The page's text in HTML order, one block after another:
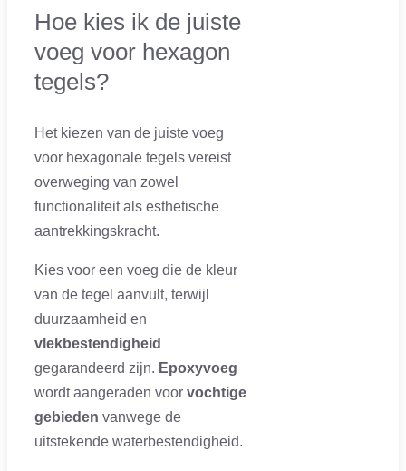
Hoe kies ik de juiste
voeg voor hexagon
tegels?
Het kiezen van de juiste voeg
voor hexagonale tegels vereist
overweging van zowel
functionaliteit als esthetische
aantrekkingskracht.
Kies voor een voeg die de kleur
van de tegel aanvult, terwijl
duurzaamheid en
vlekbestendigheid
gegarandeerd zijn. Epoxyvoeg
wordt aangeraden voor vochtige
gebieden vanwege de
uitstekende waterbestendigheid.